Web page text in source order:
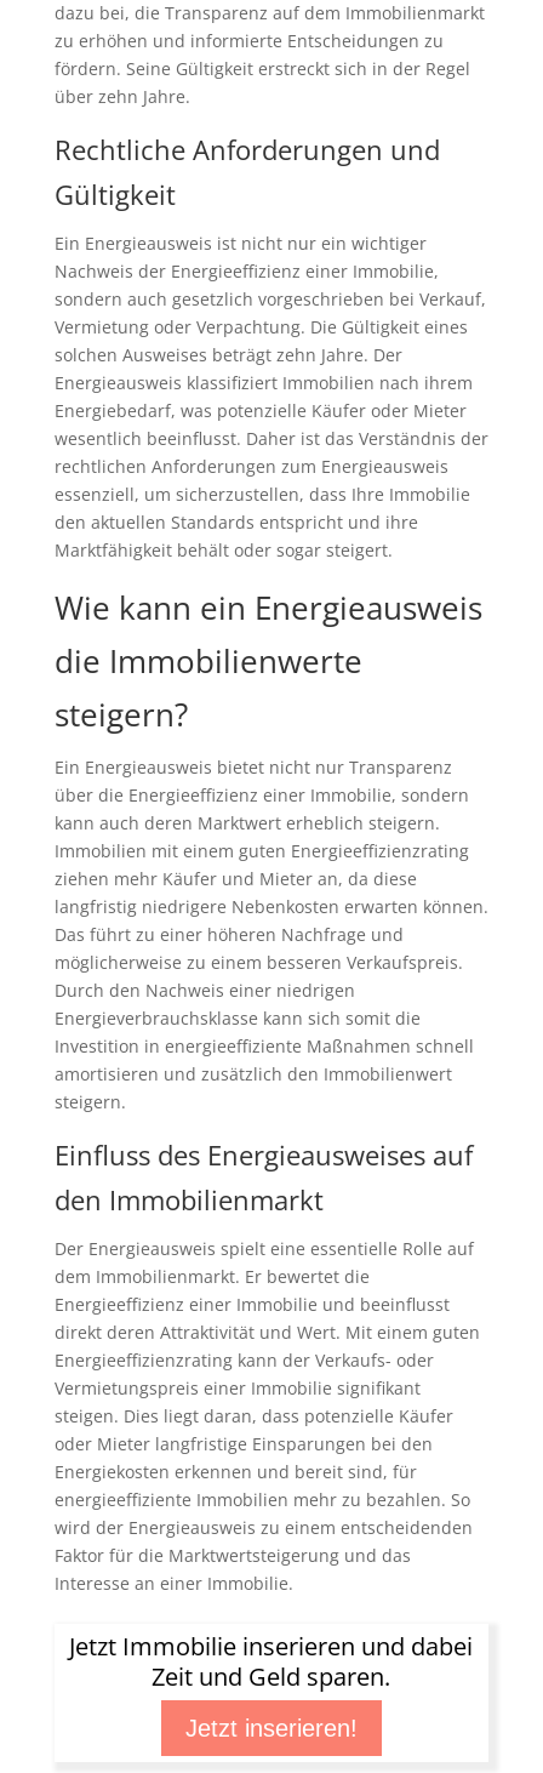
dazu bei, die Transparenz auf dem Immobilienmarkt
zu erhöhen und informierte Entscheidungen zu
fördern. Seine Gültigkeit erstreckt sich in der Regel
über zehn Jahre.
Rechtliche Anforderungen und
Gültigkeit
Ein Energieausweis ist nicht nur ein wichtiger
Nachweis der Energieeffizienz einer Immobilie,
sondern auch gesetzlich vorgeschrieben bei Verkauf,
Vermietung oder Verpachtung. Die Gültigkeit eines
solchen Ausweises beträgt zehn Jahre. Der
Energieausweis klassifiziert Immobilien nach ihrem
Energiebedarf, was potenzielle Käufer oder Mieter
wesentlich beeinflusst. Daher ist das Verständnis der
rechtlichen Anforderungen zum Energieausweis
essenziell, um sicherzustellen, dass Ihre Immobilie
den aktuellen Standards entspricht und ihre
Marktfähigkeit behält oder sogar steigert.
Wie kann ein Energieausweis
die Immobilienwerte
steigern?
Ein Energieausweis bietet nicht nur Transparenz
über die Energieeffizienz einer Immobilie, sondern
kann auch deren Marktwert erheblich steigern.
Immobilien mit einem guten Energieeffizienzrating
ziehen mehr Käufer und Mieter an, da diese
langfristig niedrigere Nebenkosten erwarten können.
Das führt zu einer höheren Nachfrage und
möglicherweise zu einem besseren Verkaufspreis.
Durch den Nachweis einer niedrigen
Energieverbrauchsklasse kann sich somit die
Investition in energieeffiziente Maßnahmen schnell
amortisieren und zusätzlich den Immobilienwert
steigern.
Einfluss des Energieausweises auf
den Immobilienmarkt
Der Energieausweis spielt eine essentielle Rolle auf
dem Immobilienmarkt. Er bewertet die
Energieeffizienz einer Immobilie und beeinflusst
direkt deren Attraktivität und Wert. Mit einem guten
Energieeffizienzrating kann der Verkaufs- oder
Vermietungspreis einer Immobilie signifikant
steigen. Dies liegt daran, dass potenzielle Käufer
oder Mieter langfristige Einsparungen bei den
Energiekosten erkennen und bereit sind, für
energieeffiziente Immobilien mehr zu bezahlen. So
wird der Energieausweis zu einem entscheidenden
Faktor für die Marktwertsteigerung und das
Interesse an einer Immobilie.
Jetzt Immobilie inserieren und dabei
Zeit und Geld sparen.
Jetzt inserieren!